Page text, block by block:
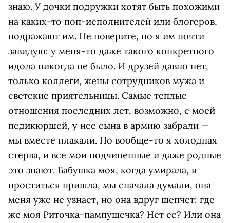
знаю. У дочки подружки хотят быть похожими
на каких-то поп-исполнителей или блогеров,
подражают им. Не поверите, но я им почти
завидую: у меня-то даже такого конкретного
идола никогда не было. И друзей давно нет,
только коллеги, жены сотрудников мужа и
светские приятельницы. Самые теплые
отношения последних лет, возможно, с моей
педикюршей, у нее сына в армию забрали —
мы вместе плакали. Но вообще-то я холодная
стерва, и все мои подчиненные и даже родные
это знают. Бабушка моя, когда умирала, я
проститься пришла, мы сначала думали, она
меня уже не узнает, но она вдруг шепчет: где
же моя Риточка-пампушечка? Нет ее? Или она